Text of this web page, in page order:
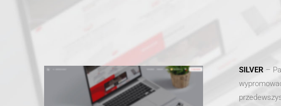
SILVER –